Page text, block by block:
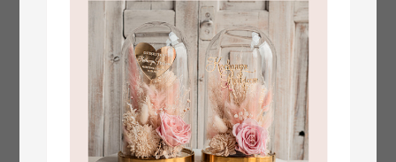
Prezent dla dziecka na narodziny
welurowy album na zdjęcia,
pamiątka z pierwszych lat życia
349.00 PLN